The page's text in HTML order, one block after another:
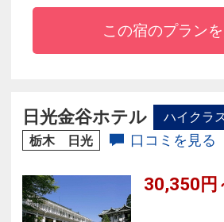
伝いをさせていただきます。
東武日光駅からバスに乗車い
この宿のプラン
日光金谷ホテル
ハイクラ
栃木 日光
口コミを見る
30,350円